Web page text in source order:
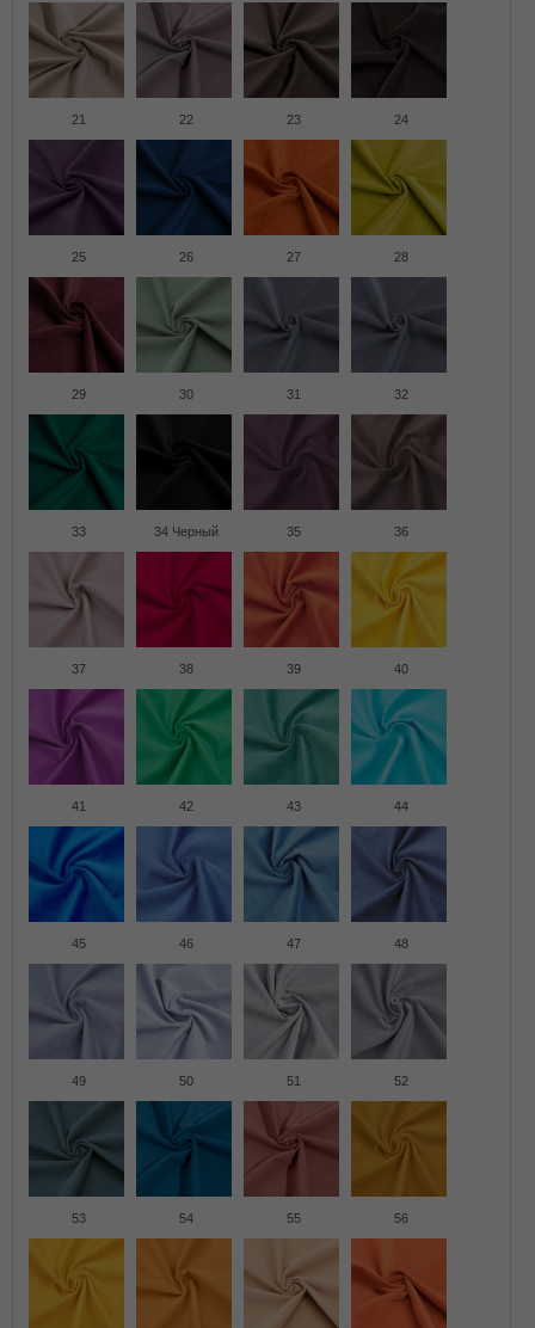
21 22 23 24
25 26 27 28
29 30 31 32
33 34 Черный 35 36
37 38 39 40
41 42 43 44
45 46 47 48
49 50 51 52
53 54 55 56